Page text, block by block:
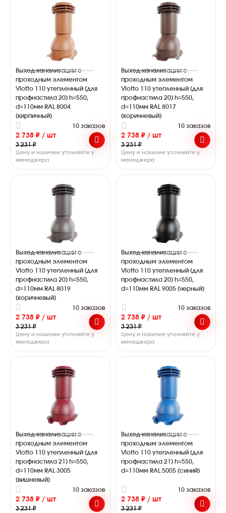
Выход канализации с
проходным элементом
Viotto 110 утепленный (для
профнастила 20) h=550,
d=110мм RAL 8004
(кирпичный)
10 заказов
2 738 ₽ / шт
3 231 ₽
Цену и наличие уточняйте у
менеджера
Выход канализации с
проходным элементом
Viotto 110 утепленный (для
профнастила 20) h=550,
d=110мм RAL 8017
(коричневый)
10 заказов
2 738 ₽ / шт
3 231 ₽
Цену и наличие уточняйте у
менеджера
Выход канализации с
проходным элементом
Viotto 110 утепленный (для
профнастила 20) h=550,
d=110мм RAL 8019
(коричневый)
10 заказов
2 738 ₽ / шт
3 231 ₽
Цену и наличие уточняйте у
менеджера
Выход канализации с
проходным элементом
Viotto 110 утепленный (для
профнастила 20) h=550,
d=110мм RAL 9005 (черный)
10 заказов
2 738 ₽ / шт
3 231 ₽
Цену и наличие уточняйте у
менеджера
Выход канализации с
проходным элементом
Viotto 110 утепленный (для
профнастила 21) h=550,
d=110мм RAL 3005
(вишневый)
10 заказов
2 738 ₽ / шт
3 231 ₽
Выход канализации с
проходным элементом
Viotto 110 утепленный (для
профнастила 21) h=550,
d=110мм RAL 5005 (синий)
10 заказов
2 738 ₽ / шт
3 231 ₽